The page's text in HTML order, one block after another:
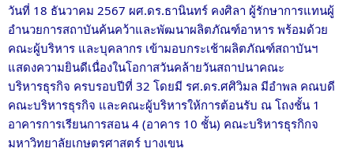
วันที่ 18 ธันวาคม 2567 ผศ.ดร.ธานินทร์ คงศิลา ผู้รักษาการแทนผู้
อำนวยการสถาบันค้นคว้าและพัฒนาผลิตภัณฑ์อาหาร พร้อมด้วย
คณะผู้บริหาร และบุคลากร เข้ามอบกระเช้าผลิตภัณฑ์สถาบันฯ
แสดงความยินดีเนื่องในโอกาสวันคล้ายวันสถาปนาคณะ
บริหารธุรกิจ ครบรอบปีที่ 32 โดยมี รศ.ดร.ศศิวิมล มีอำพล คณบดี
คณะบริหารธุรกิจ และคณะผู้บริหารให้การต้อนรับ ณ โถงชั้น 1
อาคารการเรียนการสอน 4 (อาคาร 10 ชั้น) คณะบริหารธุรกิกจ
มหาวิทยาลัยเกษตรศาสตร์ บางเขน